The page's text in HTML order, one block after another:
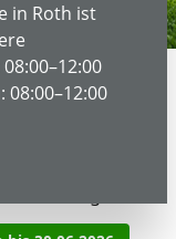
in Roth ist
08:00–12:00